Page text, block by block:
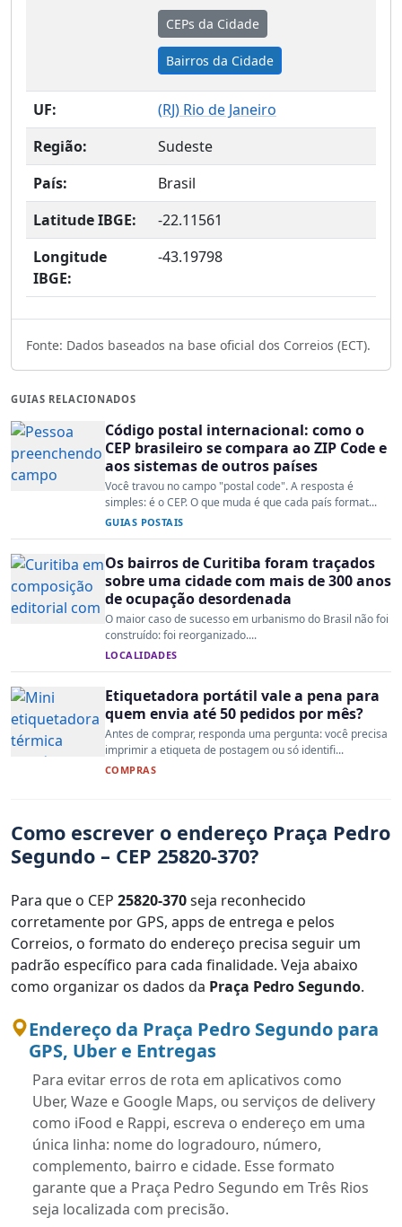
CEPs da Cidade
Bairros da Cidade
UF: (RJ) Rio de Janeiro
Região:
Sudeste
País:
Brasil
Latitude IBGE:
-22.11561
Longitude
IBGE:
-43.19798
Fonte: Dados baseados na base oficial dos Correios (ECT).
GUIAS RELACIONADOS
Código postal internacional: como o
CEP brasileiro se compara ao ZIP Code e
aos sistemas de outros países
Você travou no campo "postal code". A resposta é
simples: é o CEP. O que muda é que cada país format...
GUIAS POSTAIS
Os bairros de Curitiba foram traçados
sobre uma cidade com mais de 300 anos
de ocupação desordenada
O maior caso de sucesso em urbanismo do Brasil não foi
construído: foi reorganizado....
LOCALIDADES
Etiquetadora portátil vale a pena para
quem envia até 50 pedidos por mês?
Antes de comprar, responda uma pergunta: você precisa
imprimir a etiqueta de postagem ou só identifi...
COMPRAS
Como escrever o endereço Praça Pedro
Segundo – CEP 25820-370?
Para que o CEP 25820-370seja reconhecido
corretamente por GPS, apps de entrega e pelos
Correios, o formato do endereço precisa seguir um
padrão específico para cada finalidade. Veja abaixo
como organizar os dados da Praça Pedro Segundo.
Endereço da Praça Pedro Segundo para
GPS, Uber e Entregas
Para evitar erros de rota em aplicativos como
Uber, Waze e Google Maps, ou serviços de delivery
como iFood e Rappi, escreva o endereço em uma
única linha: nome do logradouro, número,
complemento, bairro e cidade. Esse formato
garante que a Praça Pedro Segundo em Três Rios
seja localizada com precisão.